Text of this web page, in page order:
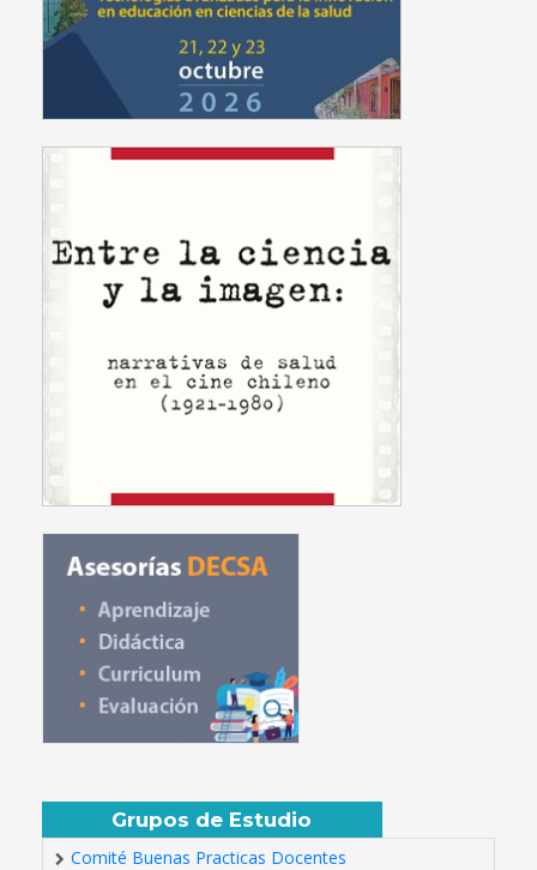
Grupos de Estudio
Comité Buenas Practicas Docentes